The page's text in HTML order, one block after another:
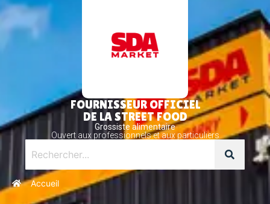
FOURNISSEUR OFFICIEL
DE LA STREET FOOD
Grossiste alimentaire
Ouvert aux professionnels et aux particuliers
Accueil